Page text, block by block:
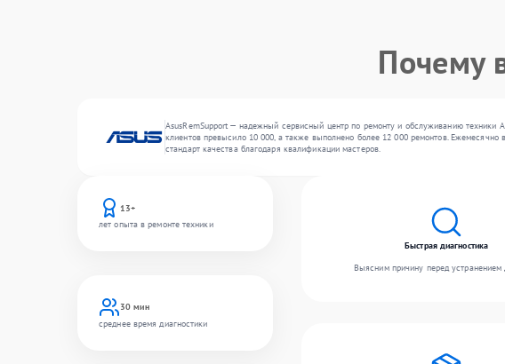
Почему
AsusRemSupport — надежный сервисный центр по ремонту и обслуживанию техники
клиентов превысило 10 000, а также выполнено более 12 000 ремонтов.
стандарт качества благодаря квалификации мастеров.
13+
лет опыта в ремонте техники
30 мин
среднее время диагностики
Быстрая диагностика
Выясним причину перед устранением